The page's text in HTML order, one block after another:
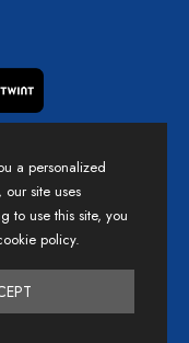
a personalized
site uses
to use this site, you
policy.